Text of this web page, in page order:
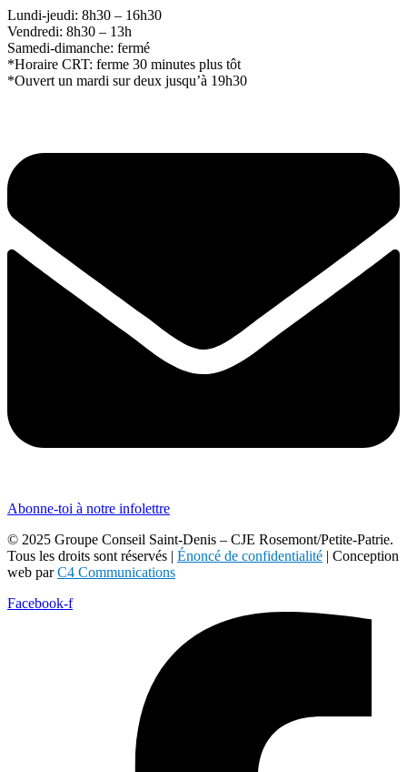
Lundi-jeudi: 8h30 – 16h30
Vendredi: 8h30 – 13h
Samedi-dimanche: fermé
*Horaire CRT: ferme 30 minutes plus tôt
*Ouvert un mardi sur deux jusqu’à 19h30
Abonne-toi à notre infolettre
© 2025 Groupe Conseil Saint-Denis – CJE Rosemont/Petite-Patrie.
Tous les droits sont réservés | Énoncé de confidentialité | Conception
web parC4 Communications
Facebook-f